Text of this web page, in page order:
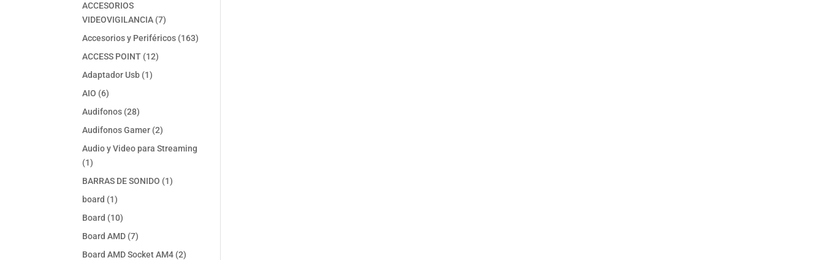
ACCESORIOS
VIDEOVIGILANCIA 77
productos
Accesorios y Periféricos 163163
ACCESS POINT 1212
Adaptador Usb 11
AIO 66
productos
Audifonos 2828
productos
Audifonos Gamer 22
productos
Audio y Video para Streaming
11
producto
BARRAS DE SONIDO 11
board 11
producto
Board 1010
productos
Board AMD 77
productos
Board AMD Socket AM4 22